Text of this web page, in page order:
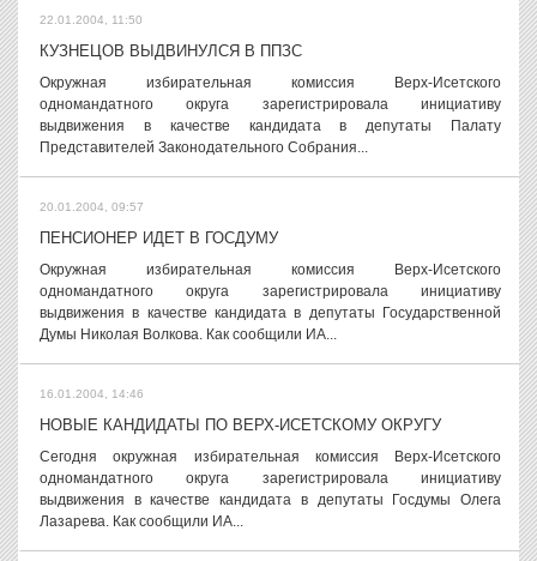
22.01.2004, 11:50
КУЗНЕЦОВ ВЫДВИНУЛСЯ В ППЗС
Окружная избирательная комиссия Верх-Исетского
одномандатного округа зарегистрировала инициативу
выдвижения в качестве кандидата в депутаты Палату
Представителей Законодательного Собрания...
20.01.2004, 09:57
ПЕНСИОНЕР ИДЕТ В ГОСДУМУ
Окружная избирательная комиссия Верх-Исетского
одномандатного округа зарегистрировала инициативу
выдвижения в качестве кандидата в депутаты Государственной
Думы Николая Волкова. Как сообщили ИА...
16.01.2004, 14:46
НОВЫЕ КАНДИДАТЫ ПО ВЕРХ-ИСЕТСКОМУ ОКРУГУ
Сегодня окружная избирательная комиссия Верх-Исетского
одномандатного округа зарегистрировала инициативу
выдвижения в качестве кандидата в депутаты Госдумы Олега
Лазарева. Как сообщили ИА...